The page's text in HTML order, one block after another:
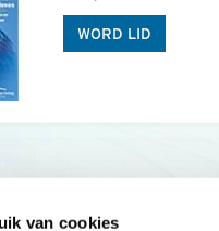
van cookies
WORD LID